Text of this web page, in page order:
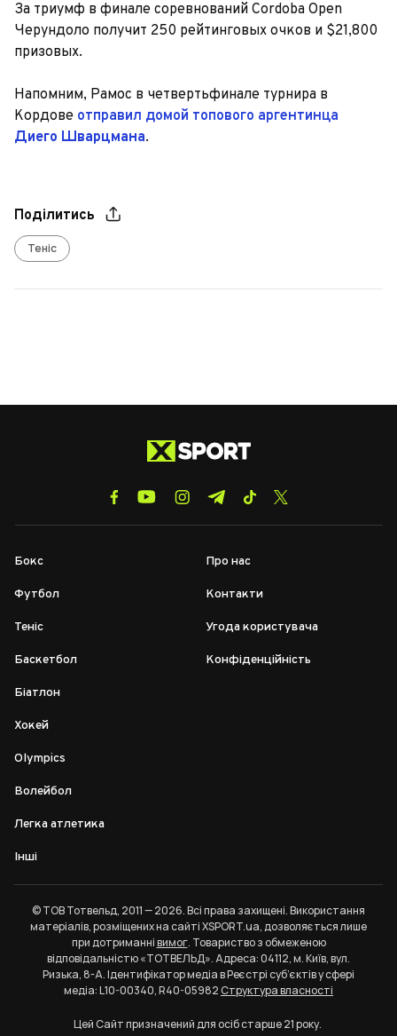
За триумф в финале соревнований Cordoba Open
Черундоло получит 250 рейтинговых очков и $21,800
призовых.
Напомним, Рамос в четвертьфинале турнира в
Кордове отправил домой топового аргентинца
Диего Шварцмана.
Поділитись
Теніс
Бокс
Футбол
Теніс
Баскетбол
Біатлон
Хокей
Olympics
Волейбол
Легка атлетика
Інші
Про нас
Контакти
Угода користувача
Конфіденційність
© ТОВ Тотвельд, 2011 — 2026. Всі права захищені. Використання
матеріалів, розміщених на сайті XSPORT.ua, дозволяється лише
при дотриманнівимог. Товариство з обмеженою
відповідальністю «ТОТВЕЛЬД». Адреса: 04112, м. Київ, вул.
Ризька, 8-А. Ідентифікатор медіа в Реєстрі суб’єктів у сфері
медіа: L10-00340, R40-05982Структура власності
Цей Сайт призначений для осіб старше 21 року.